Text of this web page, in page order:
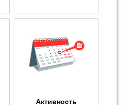
Активность